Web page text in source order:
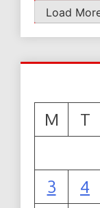
Load
M
T
3
4